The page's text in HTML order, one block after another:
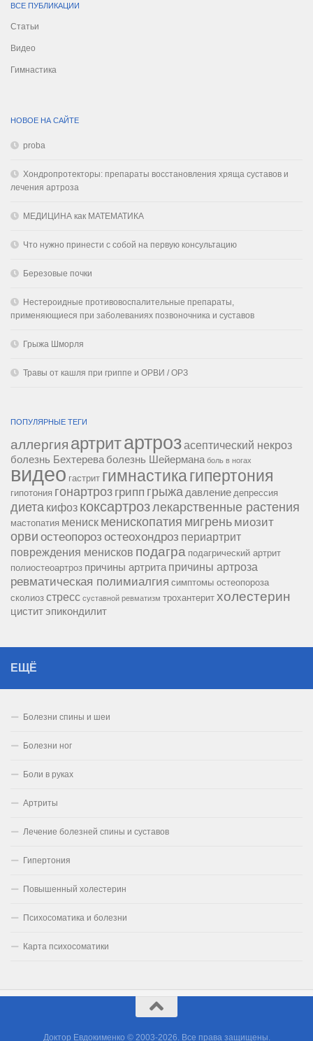
ВСЕ ПУБЛИКАЦИИ
Статьи
Видео
Гимнастика
НОВОЕ НА САЙТЕ
proba
Хондропротекторы: препараты восстановления хряща суставов и
лечения артроза
МЕДИЦИНА как МАТЕМАТИКА
Что нужно принести с собой на первую консультацию
Березовые почки
Нестероидные противовоспалительные препараты,
применяющиеся при заболеваниях позвоночника и суставов
Грыжа Шморля
Травы от кашля при гриппе и ОРВИ / ОРЗ
ПОПУЛЯРНЫЕ ТЕГИ
аллергия артритартрозасептический некроз
болезнь Бехтерева болезнь Шейермана боль в ногах
видео гастрит гимнастикагипертония
гипотония гонартроз грипп грыжа давление депрессия
диета кифоз коксартрозлекарственные растения
мастопатия мениск менископатия мигрень миозит
орви остеопороз остеохондроз периартрит
повреждения менисков подагра подагрический артрит
полиостеоартроз причины артрита причины артроза
ревматическая полимиалгия симптомы остеопороза
сколиоз стресс суставной ревматизм трохантерит холестерин
циститэпикондилит
ЕЩЁ
Болезни спины и шеи
Болезни ног
Боли в руках
Артриты
Лечение болезней спины и суставов
Гипертония
Повышенный холестерин
Психосоматика и болезни
Карта психосоматики
Доктор Евдокименко © 2003-2026. Все права защищены.